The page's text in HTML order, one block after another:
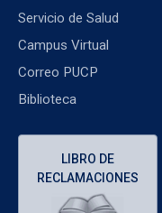
Servicio de Salud
Campus Virtual
Correo PUCP
Biblioteca
LIBRO DE
RECLAMACIONES